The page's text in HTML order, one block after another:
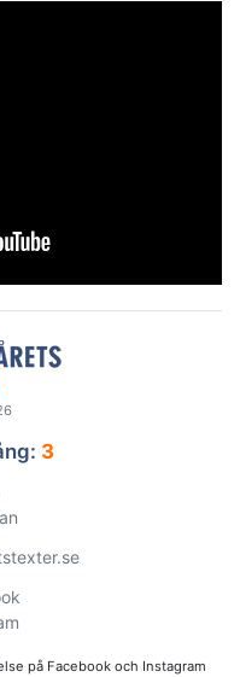
3
på Facebook och Instagram